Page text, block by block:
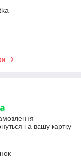
на вашу картку